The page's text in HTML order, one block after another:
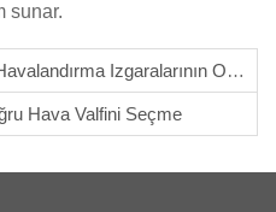
sunar.
Izgaralarının Optimize Edilmesi
Hava Valfini Seçme